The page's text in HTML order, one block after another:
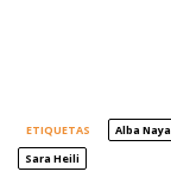
ETIQUETAS Alba Naya
Sara Heili